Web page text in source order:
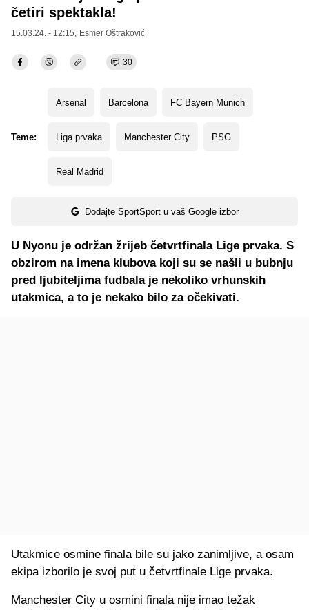
četiri spektakla!
15.03.24. - 12:15, Esmer Oštraković
30
Teme:
Arsenal Barcelona FC Bayern Munich
Liga prvaka Manchester City PSG
Real Madrid
Dodajte SportSport u vaš Google izbor
U Nyonu je održan žrijeb četvrtfinala Lige prvaka. S
obzirom na imena klubova koji su se našli u bubnju
pred ljubiteljima fudbala je nekoliko vrhunskih
utakmica, a to je nekako bilo za očekivati.
Utakmice osmine finala bile su jako zanimljive, a osam
ekipa izborilo je svoj put u četvrtfinale Lige prvaka.
Manchester City u osmini finala nije imao težak